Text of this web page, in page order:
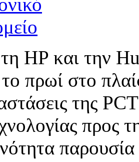
ΗP και την
πρωί στο
της
προς